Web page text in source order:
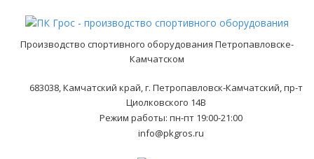
Производство спортивного оборудования Петропавловске-
Камчатском
683038, Камчатский край, г. Петропавловск-Камчатский, пр-т
Циолковского 14В
Режим работы: пн-пт 19:00-21:00
info@pkgros.ru